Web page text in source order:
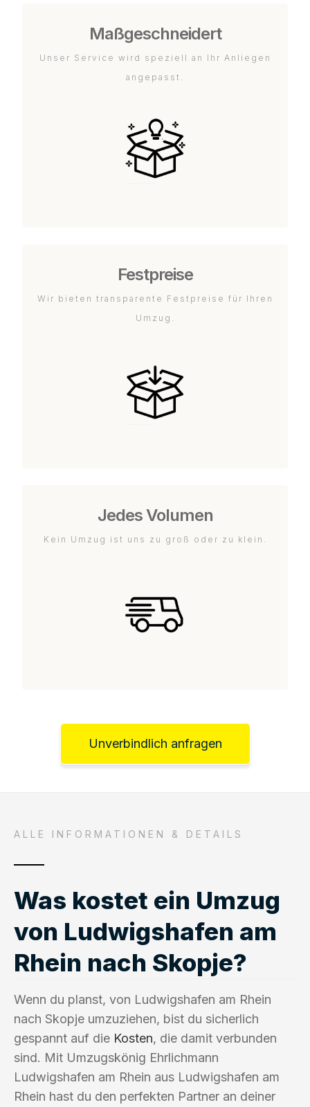
Maßgeschneidert
Unser Service wird speziell an Ihr Anliegen
angepasst.
Festpreise
Wir bieten transparente Festpreise für Ihren
Umzug.
Jedes Volumen
Kein Umzug ist uns zu groß oder zu klein.
Unverbindlich anfragen
ALLE INFORMATIONEN & DETAILS
Was kostet ein Umzug
von Ludwigshafen am
Rhein nach Skopje?
Wenn du planst, von Ludwigshafen am Rhein
nach Skopje umzuziehen, bist du sicherlich
gespannt auf die Kosten, die damit verbunden
sind. Mit Umzugskönig Ehrlichmann
Ludwigshafen am Rhein aus Ludwigshafen am
Rhein hast du den perfekten Partner an deiner